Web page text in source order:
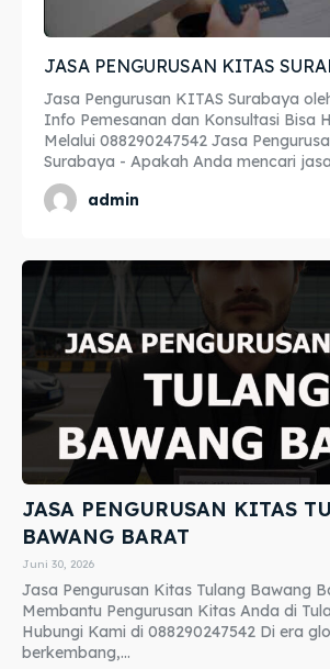
Asuransi
Asuransi
JASA PENGURUSAN KITAS
Jasa Pengurusan KITAS Surabaya
Info Pemesanan dan Konsultasi Bisa
Melalui 088290247542 Jasa Pengurusan KITAS
Surabaya - Apakah Anda mencari
admin
JASA PENGURUSAN KITAS
BAWANG BARAT
Juni 30, 2026
Jasa Pengurusan Kitas Tulang Bawang
Membantu Pengurusan Kitas Anda di
Hubungi Kami di 088290247542 Di era
berkembang,...